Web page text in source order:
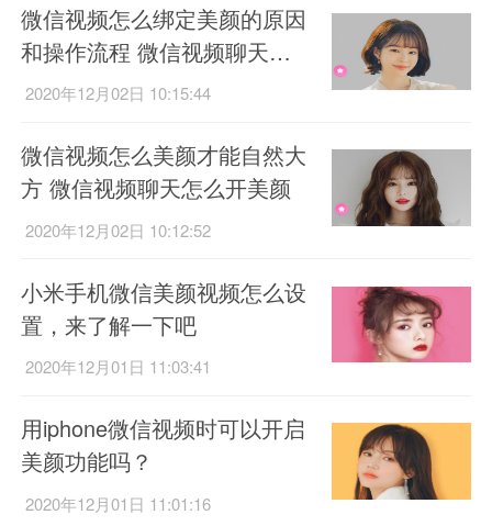
微信视频怎么绑定美颜的原因
和操作流程 微信视频聊天怎
么开美颜
2020年12月02日 10:15:44
微信视频怎么美颜才能自然大
方 微信视频聊天怎么开美颜
2020年12月02日 10:12:52
小米手机微信美颜视频怎么设
置，来了解一下吧
2020年12月01日 11:03:41
用iphone微信视频时可以开启
美颜功能吗？
2020年12月01日 11:01:16